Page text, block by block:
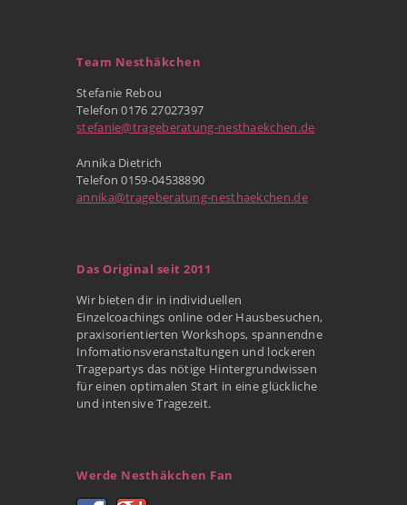
Team Nesthäkchen
Stefanie Rebou
Telefon 0176 27027397
stefanie@trageberatung-nesthaekchen.de
Annika Dietrich
Telefon 0159-04538890
annika@trageberatung-nesthaekchen.de
Das Original seit 2011
Wir bieten dir in individuellen
Einzelcoachings online oder Hausbesuchen,
praxisorientierten Workshops, spannendne
Infomationsveranstaltungen und lockeren
Tragepartys das nötige Hintergrundwissen
für einen optimalen Start in eine glückliche
und intensive Tragezeit.
Werde Nesthäkchen Fan